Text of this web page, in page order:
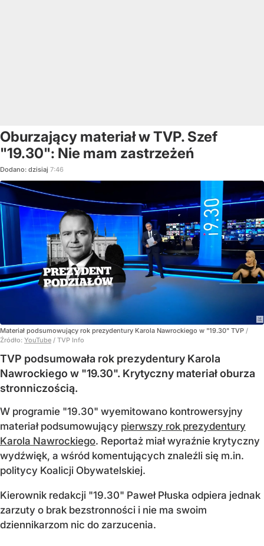
Oburzający materiał w TVP. Szef
"19.30": Nie mam zastrzeżeń
Dodano: dzisiaj 7:46
Materiał podsumowujący rok prezydentury Karola Nawrockiego w "19.30" TVP /
Źródło: YouTube / TVP Info
TVP podsumowała rok prezydentury Karola
Nawrockiego w "19.30". Krytyczny materiał oburza
stronniczością.
W programie "19.30" wyemitowano kontrowersyjny
materiał podsumowujący pierwszy rok prezydentury
Karola Nawrockiego. Reportaż miał wyraźnie krytyczny
wydźwięk, a wśród komentujących znaleźli się m.in.
politycy Koalicji Obywatelskiej.
Kierownik redakcji "19.30" Paweł Płuska odpiera jednak
zarzuty o brak bezstronności i nie ma swoim
dziennikarzom nic do zarzucenia.